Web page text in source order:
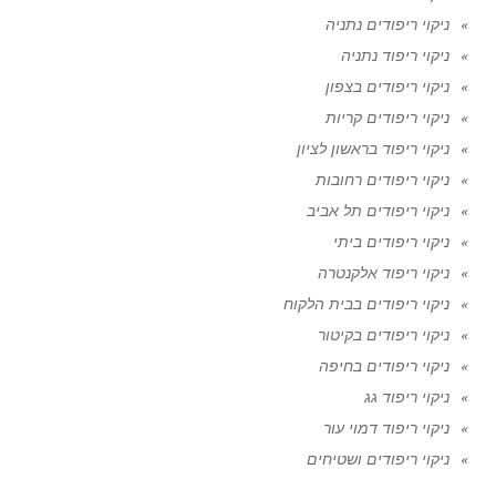
ניקוי ריפודים נתניה
ניקוי ריפוד נתניה
ניקוי ריפודים בצפון
ניקוי ריפודים קריות
ניקוי ריפוד בראשון לציון
ניקוי ריפודים רחובות
ניקוי ריפודים תל אביב
ניקוי ריפודים ביתי
ניקוי ריפוד אלקנטרה
ניקוי ריפודים בבית הלקוח
ניקוי ריפודים בקיטור
ניקוי ריפודים בחיפה
ניקוי ריפוד גג
ניקוי ריפוד דמוי עור
ניקוי ריפודים ושטיחים